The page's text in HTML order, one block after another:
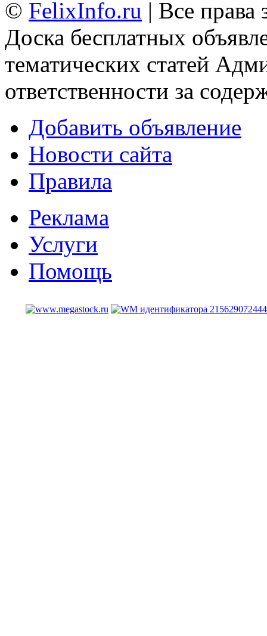
© FelixInfo.ru | Все
Доска бесплатных
тематических статей
ответственности за
Добавить объявление
Новости сайта
Правила
Реклама
Услуги
Помощь